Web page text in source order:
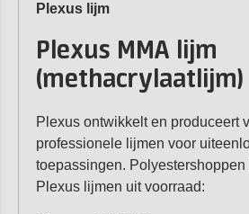
Plexus lijm
Plexus MMA lijm
(methacrylaatlijm)
Plexus ontwikkelt en produceert
professionele lijmen voor
toepassingen.
Plexus lijmen uit voorraad: